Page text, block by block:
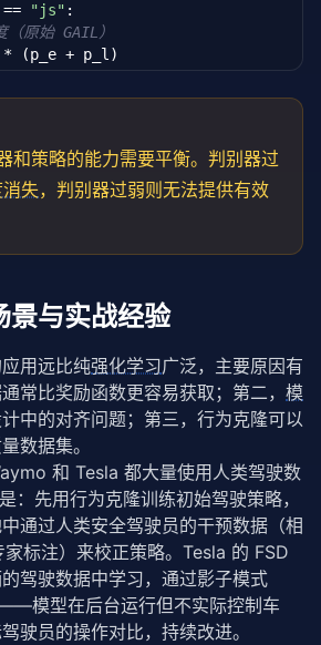
"js" :
原始 GAIL）
* (p_e + p_l)
* np.sum(p_e *
"hellinger":
（双峰分布）
0.45, 0.05, 0.0, 0.45,
专家模式）
np.array([0.40, 0.10, 0.05, 0.40,
个模式）
0.85, 0.05
下的损失对比:"
, "kl_reverse" , "js" ,
模式覆盖={mc_loss:.4f},
和策略的能力需要平衡。判别器过
失，判别器过弱则无法提供有效
景与实战经验
用远比纯强化学习广泛，主要原因有
常比奖励函数更容易获取；第二， 模
中的对齐问题；第三，行为克隆可以
数据集。
和 Tesla 都大量使用人类驾驶数
：先用行为克隆训练初始驾驶策略，
通过人类安全驾驶员的干预数据（相
标注）来校正策略。Tesla 的 FSD
驾驶数据中学习，通过影子模式
模型在后台运行但不实际控制车
驶员的操作对比，持续改进。